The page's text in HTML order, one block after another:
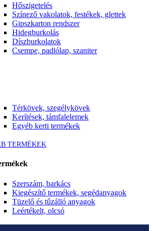
Hőszigetelés
Színező vakolatok, festékek, glettek
Gipszkarton rendszer
Hidegburkolás
Díszburkolatok
Csempe, padlólap, szaniter
Térkövek, szegélykövek
Kerítések, támfalelemek
Egyéb kerti termékek
TERMÉKEK
Szerszám, barkács
Kiegészítő termékek, segédanyagok
Tüzelő és tűzálló anyagok
Leértékelt, olcsó